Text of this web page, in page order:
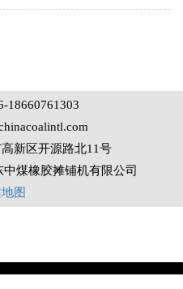
18660761303
新区开源路北11号
中煤橡胶摊铺机有限公司
图